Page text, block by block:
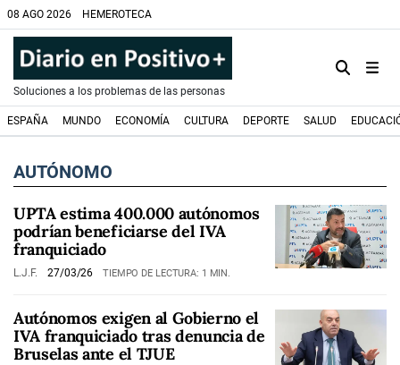
08 AGO 2026 HEMEROTECA
Soluciones a los problemas de las personas
ESPAÑA MUNDO ECONOMÍA CULTURA DEPORTE SALUD
AUTÓNOMO
UPTA estima 400.000 autónomos
podrían beneficiarse del IVA
franquiciado
L.J.F. 27/03/26 TIEMPO DE LECTURA: 1 MIN.
Autónomos exigen al Gobierno el
IVA franquiciado tras denuncia de
Bruselas ante el TJUE